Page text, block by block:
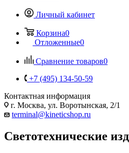
Личный кабинет
Корзина0
Отложенные0
Сравнение товаров0
+7 (495) 134-50-59
Контактная информация
г. Москва, ул. Воротынская, 2/1
terminal@kineticshop.ru
Светотехнические